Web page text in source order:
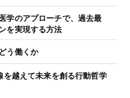
のアプローチで、過去最
を実現する方法
う働くか
を越えて未来を創る行動哲学